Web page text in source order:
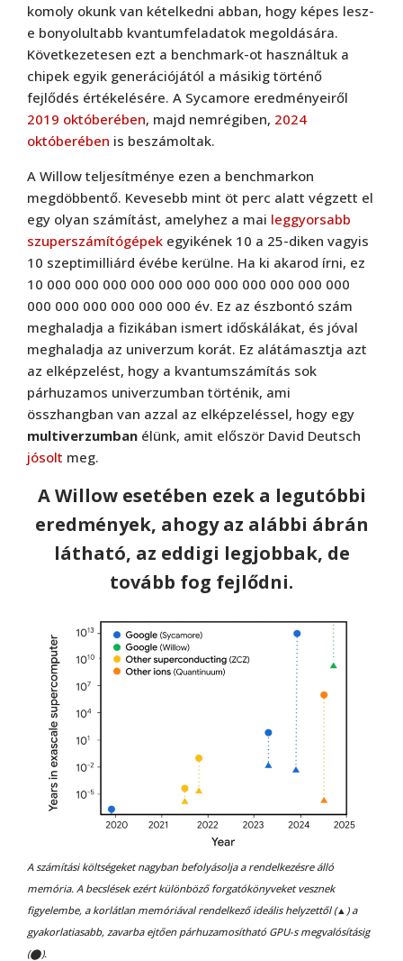
komoly okunk van kételkedni abban, hogy képes lesz-
e bonyolultabb kvantumfeladatok megoldására.
Következetesen ezt a benchmark-ot használtuk a
chipek egyik generációjától a másikig történő
fejlődés értékelésére. A Sycamore eredményeiről
2019 októberében, majd nemrégiben, 2024
októberében is beszámoltak.
A Willow teljesítménye ezen a benchmarkon
megdöbbentő. Kevesebb mint öt perc alatt végzett el
egy olyan számítást, amelyhez a mai leggyorsabb
szuperszámítógépek egyikének 10 a 25-diken vagyis
10 szeptimilliárd évébe kerülne. Ha ki akarod írni, ez
10 000 000 000 000 000 000 000 000 000 000 000
000 000 000 000 000 000 év. Ez az észbontó szám
meghaladja a fizikában ismert időskálákat, és jóval
meghaladja az univerzum korát. Ez alátámasztja azt
az elképzelést, hogy a kvantumszámítás sok
párhuzamos univerzumban történik, ami
összhangban van azzal az elképzeléssel, hogy egy
multiverzumban élünk, amit először David Deutsch
jósolt meg.
A Willow esetében ezek a legutóbbi
eredmények, ahogy az alábbi ábrán
látható, az eddigi legjobbak, de
tovább fog fejlődni.
A számítási költségeket nagyban befolyásolja a rendelkezésre álló
memória. A becslések ezért különböző forgatókönyveket vesznek
figyelembe, a korlátlan memóriával rendelkező ideális helyzettől (▲) a
gyakorlatiasabb, zavarba ejtően párhuzamosítható GPU-s megvalósításig
(⬤).